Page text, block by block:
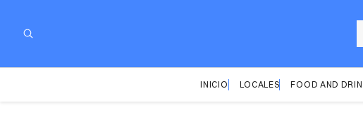
INICIO LOCALES FOOD AND